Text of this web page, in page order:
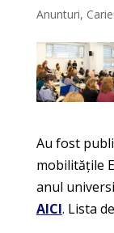
Anunturi,
Au fost
mobilitățile
anul
AICI. Lista